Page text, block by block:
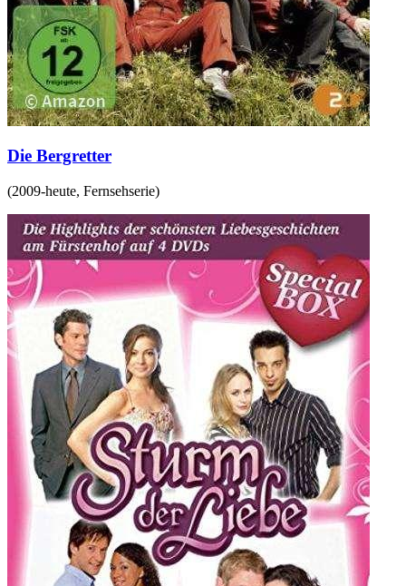
Die Bergretter
(2009-heute, Fernsehserie)